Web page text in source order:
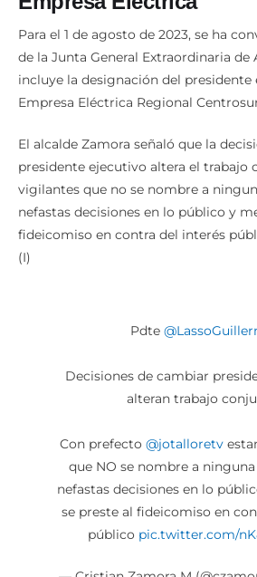
Para el 1 de agosto de 2023, se ha
de la Junta General Extraordinaria de
incluye la designación del presidente
Empresa Eléctrica Regional
El alcalde Zamora señaló que la
presidente ejecutivo altera el trabajo
vigilantes que no se nombre a
nefastas decisiones en lo público y
fideicomiso en contra del interés
(I)
Pdte
Decisiones de cambiar
alteran trabajo
Con prefecto @jotalloretv
que NO se nombre a
nefastas decisiones en lo
se preste al fideicomiso en
público pic.twitter.com/